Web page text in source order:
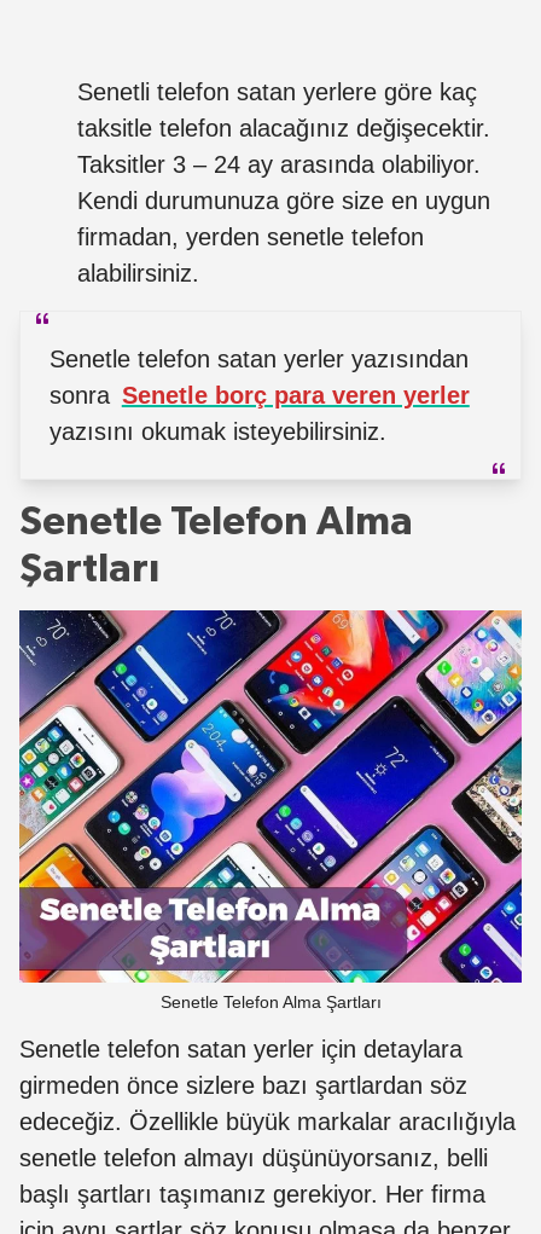
Senetli telefon satan yerlere göre kaç
taksitle telefon alacağınız değişecektir.
Taksitler 3 – 24 ay arasında olabiliyor.
Kendi durumunuza göre size en uygun
firmadan, yerden senetle telefon
alabilirsiniz.
Senetle telefon satan yerler yazısından
sonra Senetle borç para veren yerler
yazısını okumak isteyebilirsiniz.
Senetle Telefon Alma
Şartları
Senetle Telefon Alma Şartları
Senetle telefon satan yerler için detaylara
girmeden önce sizlere bazı şartlardan söz
edeceğiz. Özellikle büyük markalar aracılığıyla
senetle telefon almayı düşünüyorsanız, belli
başlı şartları taşımanız gerekiyor. Her firma